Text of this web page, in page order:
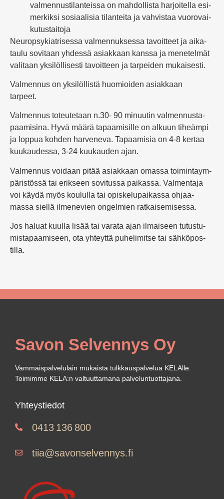
val­men­nus­ti­lan­teissa on mah­dol­lista har­joi­tella esi­
mer­kiksi sosi­aa­lisia tilan­teita ja vah­vistaa vuo­ro­vai­
ku­tus­taitoja
Neu­rop­sy­kiat­ri­sessa val­men­nuk­sessa tavoitteet ja aika­
taulu sovitaan yhdessä asiakkaan kanssa ja mene­telmät
valitaan yksi­löl­li­sesti tavoitteen ja tar­peiden mukai­sesti.
Val­mennus on yksi­löl­listä huo­mioiden asiakkaan
tarpeet.
Val­mennus toteu­tetaan n.30- 90 minuutin val­men­nus­ta­
paa­misina. Hyvä määrä tapaa­mi­sille on alkuun tiheämpi
ja loppua kohden har­veneva. Tapaa­misia on 4-8 kertaa
kuu­kaudessa, 3-24 kuu­kauden ajan.
Val­mennus voidaan pitää asiakkaan omassa toi­min­taym­
pä­ris­tössä tai erikseen sovi­tussa pai­kassa. Val­mentaja
voi käydä myös kou­lulla tai opis­ke­lu­pai­kassa ohjaa­
massa siellä ilme­nevien ongelmien rat­kai­se­mi­sessa.
Jos haluat kuulla lisää tai varata ajan ilmaiseen tutus­tu­
mis­ta­paa­miseen, ota yhteyttä puhe­li­mitse tai säh­kö­pos­
tilla.
Savon Selvennys Oy
Vammaispalvelulain mukaista tulkkauspalvelua KELAlle
Toimimme KELA:n valtuuttamana palveluntuottajana.
Yhteystiedot
0413 136 800
tiia@savonselvennys.fi